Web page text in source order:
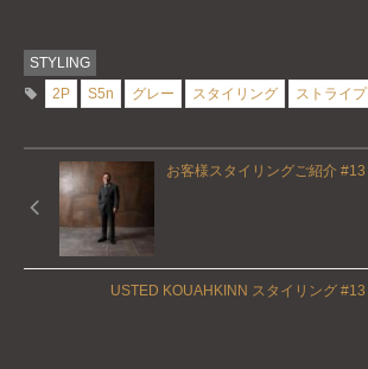
STYLING
2P
S5n グレー スタイリング ストライプ
お客様スタイリングご紹介 #13
USTED KOUAHKINN スタイリング #13